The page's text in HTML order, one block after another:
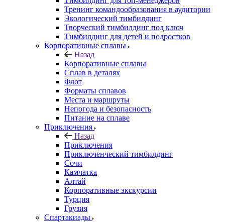
Тренинг командообразования в аудитории
Экологический тимбилдинг
Творческий тимбилдинг под ключ
Тимбилдинг для детей и подростков
Корпоративные сплавы
Назад
Корпоративные сплавы
Сплав в деталях
Флот
Форматы сплавов
Места и маршруты
Непогода и безопасность
Питание на сплаве
Приключения
Назад
Приключения
Приключенческий тимбилдинг
Сочи
Камчатка
Алтай
Корпоративные экскурсии
Турция
Грузия
Спартакиады